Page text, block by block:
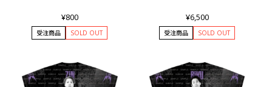
¥800
受注商品 SOLD OUT
¥6,500
受注商品 SOLD OUT